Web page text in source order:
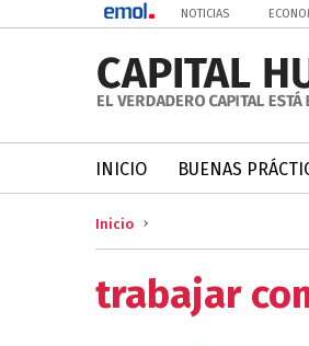
NOTICIAS
INICIO BUENAS
Inicio
trabajar